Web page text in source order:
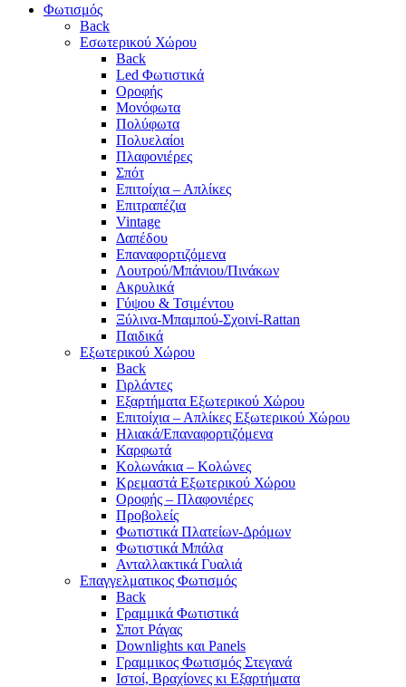
Φωτισμός
Back
Εσωτερικού Χώρου
Back
Led Φωτιστικά
Οροφής
Μονόφωτα
Πολύφωτα
Πολυελαίοι
Πλαφονιέρες
Σπότ
Επιτοίχια – Απλίκες
Επιτραπέζια
Vintage
Δαπέδου
Επαναφορτιζόμενα
Λουτρού/Μπάνιου/Πινάκων
Ακρυλικά
Γύψου & Τσιμέντου
Ξύλινα-Μπαμπού-Σχοινί-Rattan
Παιδικά
Εξωτερικού Χώρου
Back
Γιρλάντες
Εξαρτήματα Εξωτερικού Χώρου
Επιτοίχια – Απλίκες Εξωτερικού Χώρου
Ηλιακά/Επαναφορτιζόμενα
Καρφωτά
Κολωνάκια – Κολώνες
Κρεμαστά Εξωτερικού Χώρου
Οροφής – Πλαφονιέρες
Προβολείς
Φωτιστικά Πλατείων-Δρόμων
Φωτιστικά Μπάλα
Ανταλλακτικά Γυαλιά
Επαγγελματικος Φωτισμός
Back
Γραμμικά Φωτιστικά
Σποτ Ράγας
Downlights και Panels
Γραμμικος Φωτισμός Στεγανά
Ιστοί, Βραχίονες κι Εξαρτήματα